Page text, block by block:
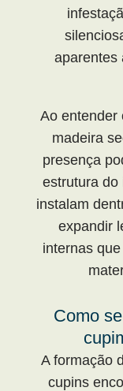
aparentes
Ao entender
madeira
presença
estrutura do
instalam
expandir
internas
Como
A formação
cupins